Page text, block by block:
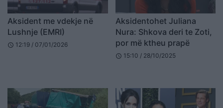
Aksident me vdekje në
Lushnje (EMRI)
schedule 12:19 / 07/01/2026
Aksidentohet Juliana
Nura: Shkova deri te Zoti,
por më ktheu prapë
schedule 15:10 / 28/10/2025